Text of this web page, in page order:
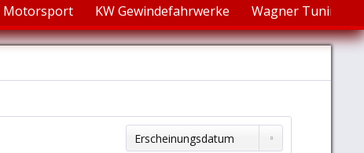
Motorsport KW Gewindefahrwerke Wagner Tuning